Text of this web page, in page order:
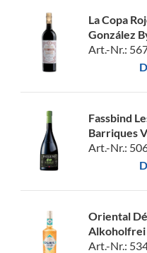
La Copa
González
Art.-Nr.:
Fassbind
Barriques
Art.-Nr.:
Oriental
Alkoholfrei
Art.-Nr.: